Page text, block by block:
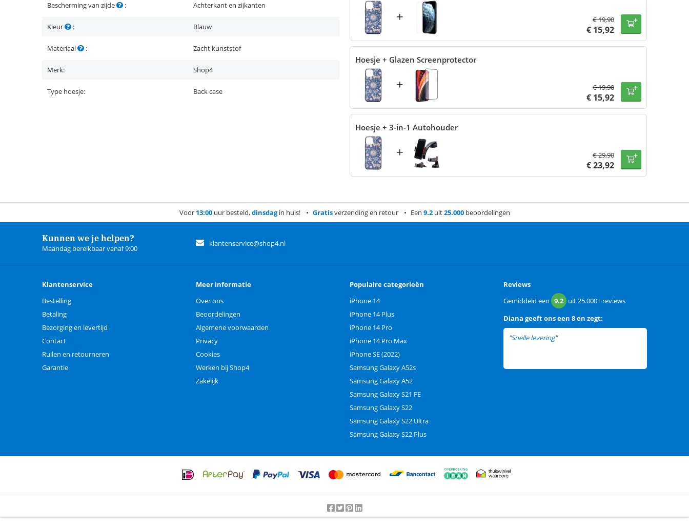
Bescherming van zijde : Achterkant en zijkanten
Kleur : Blauw
Materiaal : Zacht kunststof
Merk: Shop4
Type hoesje: Back case
+ €19,90
€ 15,92
Hoesje + Glazen Screenprotector
+ €19,90
€ 15,92
Hoesje + 3-in-1 Autohouder
+ €29,90
€23,92
Voor 13:00uur besteld,dinsdagin huis! Gratisverzending en retour Een 9.2uit25.000beoordelingen
Kunnen we je helpen?
Maandag bereikbaar vanaf 9:00
klantenservice@shop4.nl
Klantenservice
Bestelling
Betaling
Bezorging en levertijd
Contact
Ruilen en retourneren
Garantie
Meer informatie
Over ons
Beoordelingen
Algemene voorwaarden
Privacy
Cookies
Werken bij Shop4
Zakelijk
Populaire categorieën
iPhone 14
iPhone 14 Plus
iPhone 14 Pro
iPhone 14 Pro Max
iPhone SE (2022)
Samsung Galaxy A52s
Samsung Galaxy A52
Samsung Galaxy S21 FE
Samsung Galaxy S22
Samsung Galaxy S22 Ultra
Samsung Galaxy S22 Plus
Reviews
Gemiddeld een 9.2 uit25.000+ reviews
Diana geeft ons een 8 en zegt:
"Snelle levering"
Beoordeling door klanten:9.2/10-25000beoordelingen